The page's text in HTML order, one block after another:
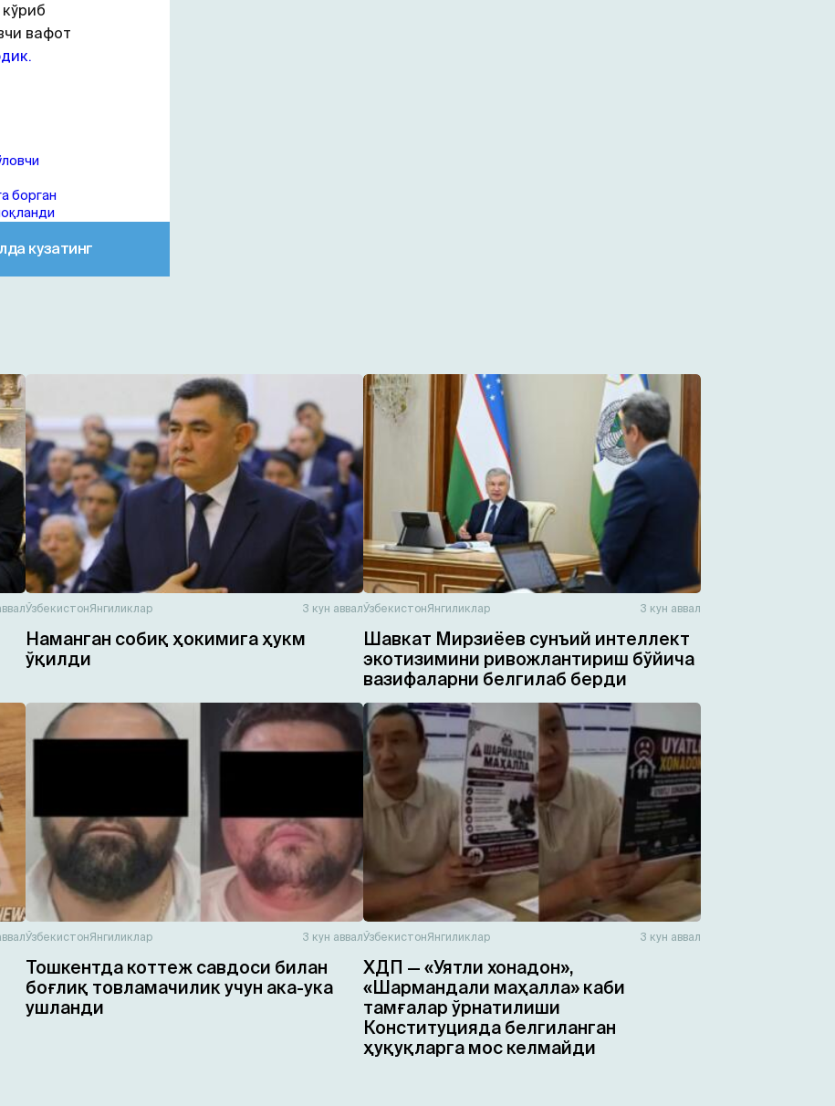
вафот
борган
кузатинг
ЎзбекистонЯнгиликлар 3 кун аввал
Наманган собиқ ҳокимига ҳукм
ўқилди
ЎзбекистонЯнгиликлар 3 кун аввал
Шавкат Мирзиёев сунъий интеллект
экотизимини ривожлантириш бўйича
вазифаларни белгилаб берди
ЎзбекистонЯнгиликлар 3 кун аввал
Тошкентда коттеж савдоси билан
боғлиқ товламачилик учун ака-ука
ушланди
ЎзбекистонЯнгиликлар 3 кун аввал
ХДП — «Уятли хонадон»,
«Шармандали маҳалла» каби
тамғалар ўрнатилиши
Конституцияда белгиланган
ҳуқуқларга мос келмайди